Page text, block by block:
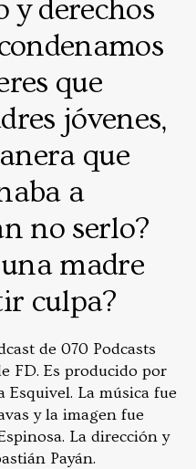
y derechos
que
jóvenes,
que
a
no serlo?
madre
culpa?
de 070 Podcasts
FD. Es producido por
La música fue
y la imagen fue
La dirección y
Payán.